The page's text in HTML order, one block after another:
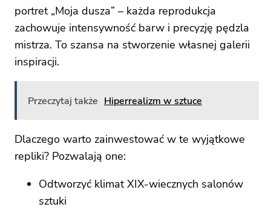
portret „Moja dusza” – każda reprodukcja
zachowuje intensywność barw i precyzję pędzla
mistrza. To szansa na stworzenie własnej galerii
inspiracji.
Przeczytaj także Hiperrealizm w sztuce
Dlaczego warto zainwestować w te wyjątkowe
repliki? Pozwalają one:
Odtworzyć klimat XIX-wiecznych salonów
sztuki